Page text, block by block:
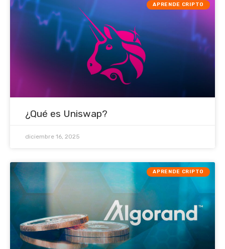
APRENDE CRIPTO
¿Qué es Uniswap?
diciembre 16, 2025
APRENDE CRIPTO